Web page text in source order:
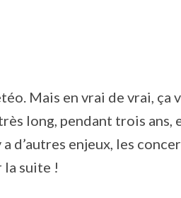
Mais en vrai de vrai, ça
long, pendant trois ans,
d’autres enjeux, les
la suite !